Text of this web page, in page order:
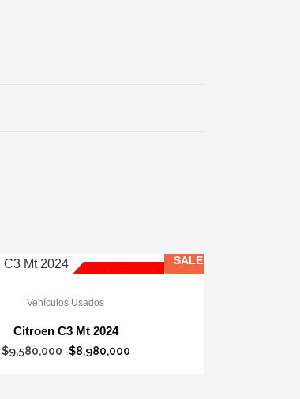
SEMINUEVO
SALE
Vehículos Usados
Citroen C3 Mt 2024
$9,580,000 El
$8,980,000El